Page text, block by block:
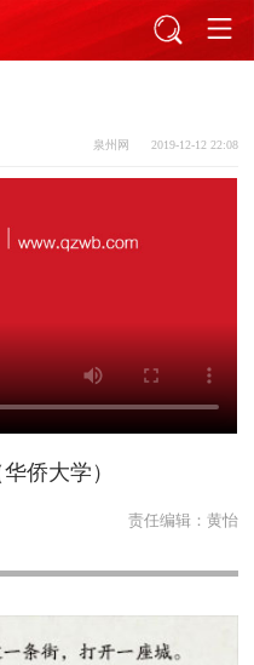
泉州网 2019-12-12 22:08
侨大学）
责任编辑： 黄怡